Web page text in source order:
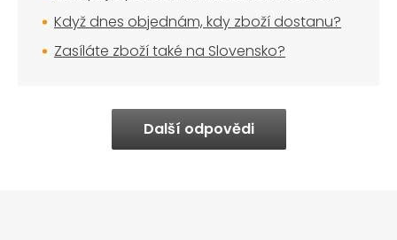
Když dnes objednám, kdy zboží dostanu?
Zasíláte zboží také na Slovensko?
Další odpovědi